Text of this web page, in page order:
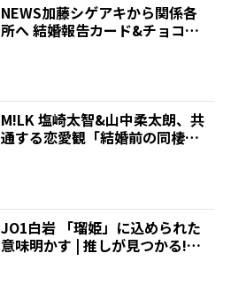
NEWS加藤シゲアキから関係各
所へ 結婚報告カード&チョコレ
M!LK 塩崎太智&山中柔太朗、共
通する恋愛観「結婚前の同棲は
JO1白岩 「瑠姫」に込められた
意味明かす | 推しが見つかる!ダ